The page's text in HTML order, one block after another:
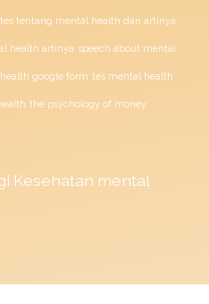
tentang mental health dan artinya
health artinya speech about mental
google form tes mental health
the psychology of money
Kesehatan mental